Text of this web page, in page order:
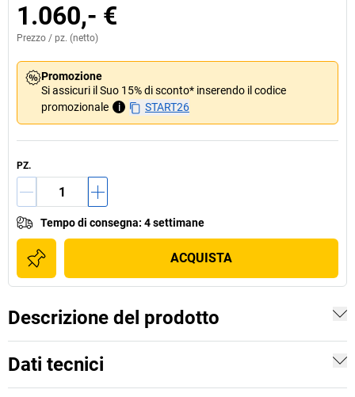
1.060,- €
Prezzo / pz. (netto)
Promozione
Si assicuri il Suo 15% di sconto* inserendo il codice
promozionale
i START26
PZ.
Tempo di consegna: 4 settimane
ACQUISTA
Descrizione del prodotto
Dati tecnici